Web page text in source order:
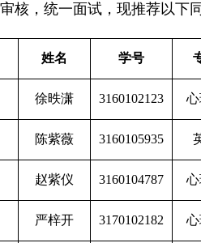
核，统一面试，现推荐以下
姓名 学号
徐昳潇 3160102123
陈紫薇 3160105935
赵紫仪 3160104787
严梓开 3170102182